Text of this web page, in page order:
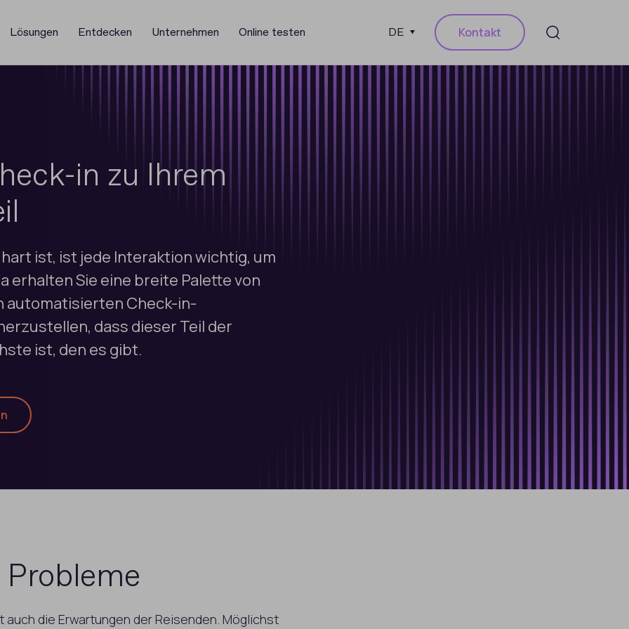
Lösungen Entdecken Unternehmen Online testen DE Kontakt
in zu Ihrem
hart ist, ist jede Interaktion wichtig, um
erhalten Sie eine breite Palette von
automatisierten Check-in-
dass dieser Teil der
ist, den es gibt.
Probleme
auch die Erwartungen der Reisenden. Möglichst